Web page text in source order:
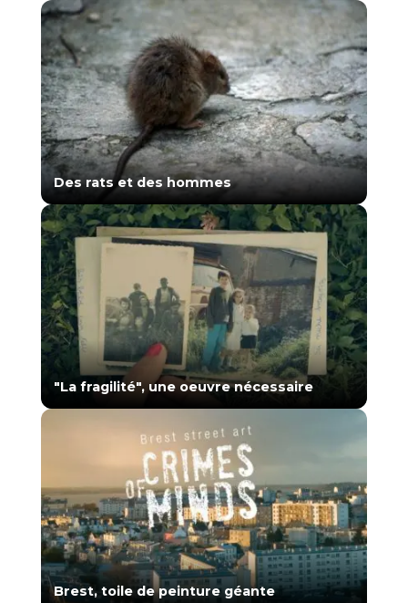
Des rats et des hommes
"La fragilité", une oeuvre nécessaire
Brest, toile de peinture géante